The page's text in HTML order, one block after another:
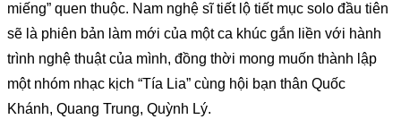
miếng” quen thuộc. Nam nghệ sĩ tiết lộ tiết mục solo đầu tiên
sẽ là phiên bản làm mới của một ca khúc gắn liền với hành
trình nghệ thuật của mình, đồng thời mong muốn thành lập
một nhóm nhạc kịch “Tía Lia” cùng hội bạn thân Quốc
Khánh, Quang Trung, Quỳnh Lý.